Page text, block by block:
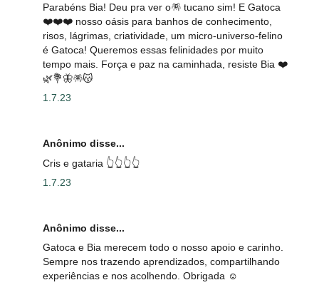
Parabéns Bia! Deu pra ver o🪅 tucano sim! E Gatoca
❤️❤️❤️ nosso oásis para banhos de conhecimento,
risos, lágrimas, criatividade, um micro-universo-felino
é Gatoca! Queremos essas felinidades por muito
tempo mais. Força e paz na caminhada, resiste Bia ❤️
🌿💐🦋🪅😽
1.7.23
Anônimo disse...
Cris e gataria 👆👆👆👆
1.7.23
Anônimo disse...
Gatoca e Bia merecem todo o nosso apoio e carinho.
Sempre nos trazendo aprendizados, compartilhando
experiências e nos acolhendo. Obrigada ☺️